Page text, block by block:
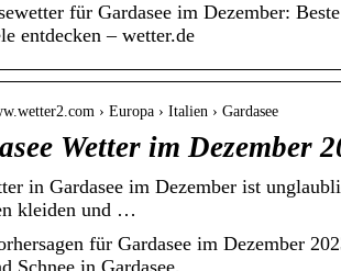
für Gardasee im Dezember:
entdecken – wetter.de
› Europa › Italien › Gardasee
Wetter im Dezember
in Gardasee im Dezember ist
kleiden und …
für Gardasee im Dezember